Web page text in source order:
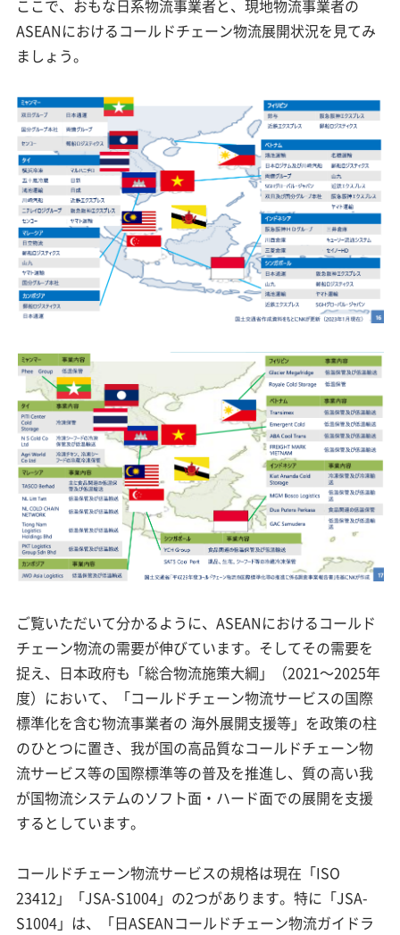
ここで、おもな日系物流事業者と、現地物流事業者の
ASEANにおけるコールドチェーン物流展開状況を見てみ
ましょう。
ご覧いただいて分かるように、ASEANにおけるコールド
チェーン物流の需要が伸びています。そしてその需要を
捉え、日本政府も「総合物流施策大綱」（2021～2025年
度）において、「コールドチェーン物流サービスの国際
標準化を含む物流事業者の 海外展開支援等」を政策の柱
のひとつに置き、我が国の高品質なコールドチェーン物
流サービス等の国際標準等の普及を推進し、質の高い我
が国物流システムのソフト面・ハード面での展開を支援
するとしています。
コールドチェーン物流サービスの規格は現在「ISO
23412」「JSA-S1004」の2つがあります。特に「JSA-
S1004」は、「日ASEANコールドチェーン物流ガイドラ